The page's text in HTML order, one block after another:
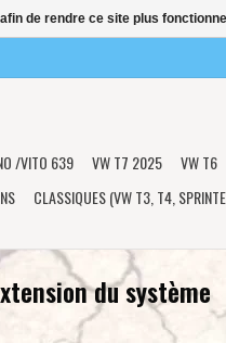
/VITO 639 VW T7 2025 VW T6
CLASSIQUES (VW T3, T4,
du système
de rendre ce site plus